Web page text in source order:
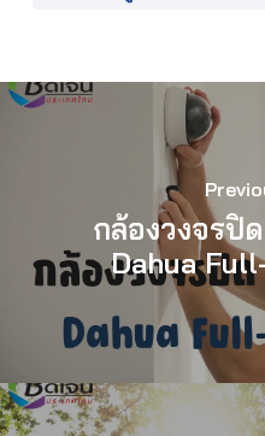
กล้องวงจรปิ
Dahua